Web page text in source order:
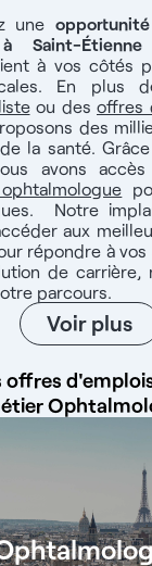
de patients
de vos actes.
chaque patient
ADN de
cœur de Saint-
une équipe
une offre de
6 spécialistes
favorise le
Rémunération
à 42,9%
les congés
en CDI - Temps
42,9% du CA brut -
administrative
mutuelle
Jober
démarrage de
partenaires -
- Consultant
: O7 44 71 65 O8
Référence
4000 offres
une
Saint-Étienne
à vos côtés
En plus
ou des offres
des
la santé.
avons
Notre
aux
répondre à vos
de carrière,
parcours.
Voir plus
offres